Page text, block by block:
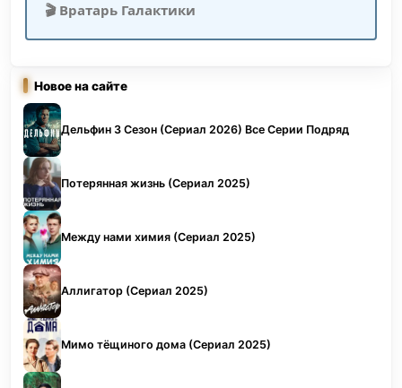
🎬 Вратарь Галактики
Новое на сайте
Дельфин 3 Сезон (Сериал 2026) Все Серии Подряд
Потерянная жизнь (Сериал 2025)
Между нами химия (Сериал 2025)
Аллигатор (Сериал 2025)
Мимо тёщиного дома (Сериал 2025)